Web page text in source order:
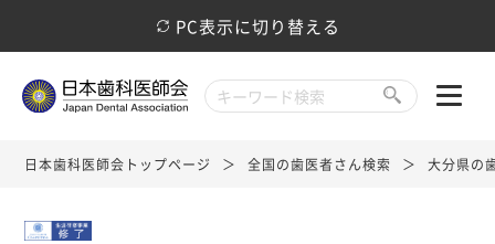
PC表示に切り替える
日本歯科医師会トップページ 全国の歯医者さん検索 大分県の